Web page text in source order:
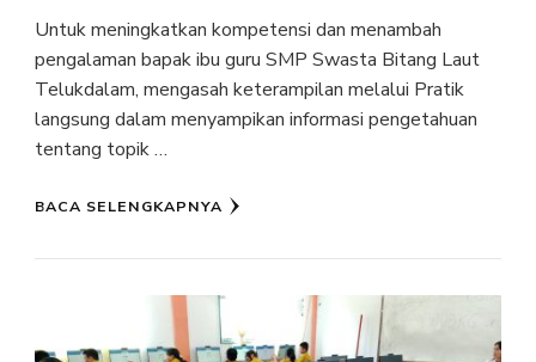
Untuk meningkatkan kompetensi dan menambah
pengalaman bapak ibu guru SMP Swasta Bitang Laut
Telukdalam, mengasah keterampilan melalui Pratik
langsung dalam menyampikan informasi pengetahuan
tentang topik …
BACA SELENGKAPNYA